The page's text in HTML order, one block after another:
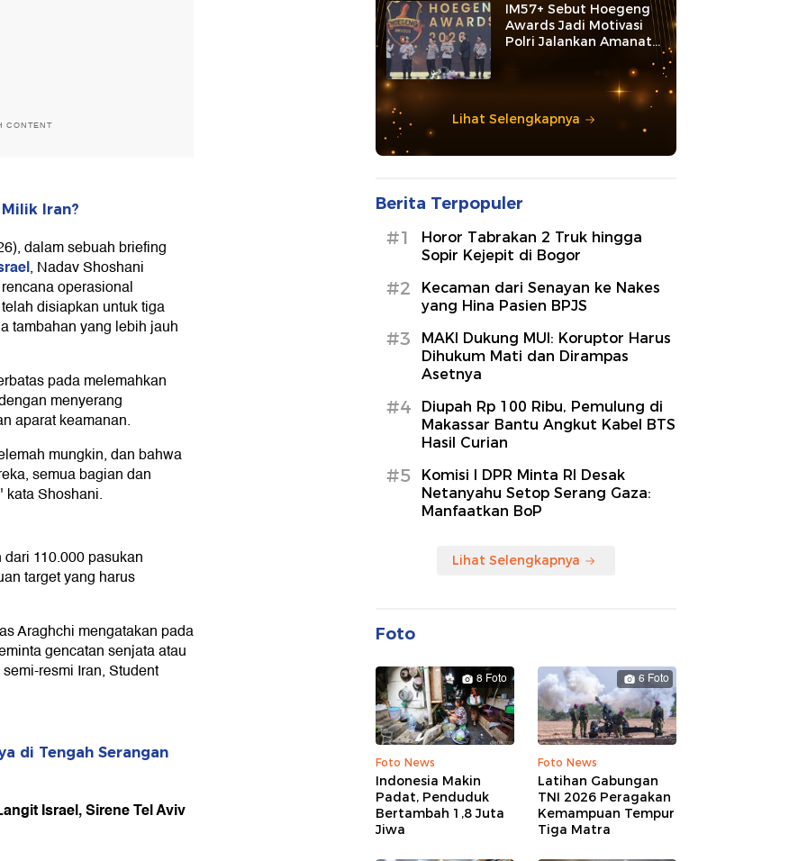
CONTENT
Iran?
dalam sebuah briefing
, Nadav Shoshani
operasional
disiapkan untuk tiga
tambahan yang lebih jauh
pada melemahkan
menyerang
aparat keamanan.
mungkin, dan bahwa
semua bagian dan
kata Shoshani.
110.000 pasukan
target yang harus
Araghchi mengatakan pada
gencatan senjata atau
resmi Iran, Student
di Tengah Serangan
Israel, Sirene Tel Aviv
IM57+ Sebut Hoegeng
Awards Jadi Motivasi
Polri Jalankan Amanat
Lihat Selengkapnya
Berita Terpopuler
#1
Horor Tabrakan 2 Truk hingga
Sopir Kejepit di Bogor
#2
Kecaman dari Senayan ke Nakes
yang Hina Pasien BPJS
#3
MAKI Dukung MUI: Koruptor Harus
Dihukum Mati dan Dirampas
Asetnya
#4
Diupah Rp 100 Ribu, Pemulung di
Makassar Bantu Angkut Kabel BTS
Hasil Curian
#5
Komisi I DPR Minta RI Desak
Netanyahu Setop Serang Gaza:
Manfaatkan BoP
Lihat Selengkapnya
Foto
8 Foto
Foto News
Indonesia Makin
Padat, Penduduk
Bertambah 1,8 Juta
Jiwa
6 Foto
Foto News
Latihan Gabungan
TNI 2026 Peragakan
Kemampuan Tempur
Tiga Matra